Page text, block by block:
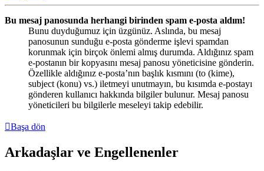
Bu mesaj panosunda herhangi birinden spam e-posta aldım!
Bunu duyduğumuz için üzgünüz. Aslında, bu mesaj
panosunun sunduğu e-posta gönderme işlevi spamdan
korunmak için birçok önlemi almış durumda. Aldığınız spam
e-postanın bir kopyasını mesaj panosu yöneticisine gönderin.
Özellikle aldığınız e-posta’nın başlık kısmını (to (kime),
subject (konu) vs.) iletmeyi unutmayın, bu kısımda e-postayı
gönderen kullanıcı hakkında bilgiler bulunur. Mesaj panosu
yöneticileri bu bilgilerle meseleyi takip edebilir.
Başa dön
Arkadaşlar ve Engellenenler